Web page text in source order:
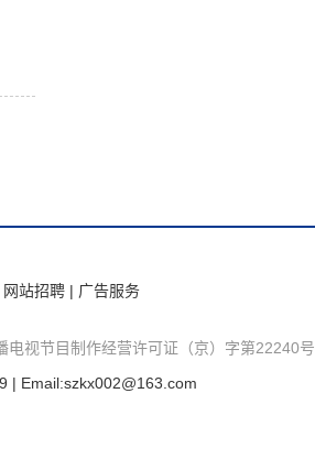
网站招聘 | 广告服务
电视节目制作经营许可证（京）字第22240号
| Email:szkx002@163.com